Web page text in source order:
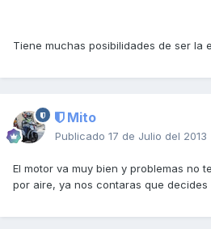
Tiene muchas posibilidades de ser la
Mito
Publicado 17 de Julio del 2013
El motor va muy bien y problemas no
por aire, ya nos contaras que decides